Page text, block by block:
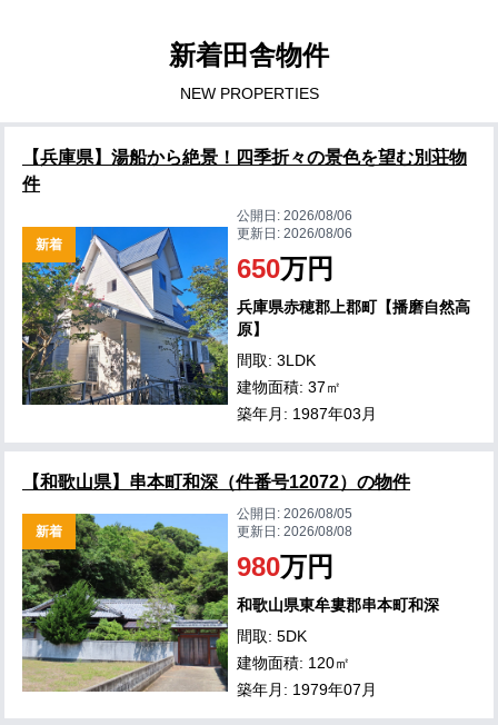
新着田舎物件
NEW PROPERTIES
【兵庫県】湯船から絶景！四季折々の景色を望む別荘物
件
新着
公開日:2026/08/06
更新日:2026/08/06
650万円
兵庫県赤穂郡上郡町【播磨自然高
原】
間取: 3LDK
建物面積: 37㎡
築年月: 1987年03月
【和歌山県】串本町和深（件番号12072）の物件
新着
公開日:2026/08/05
更新日:2026/08/08
980万円
和歌山県東牟婁郡串本町和深
間取: 5DK
建物面積: 120㎡
築年月: 1979年07月